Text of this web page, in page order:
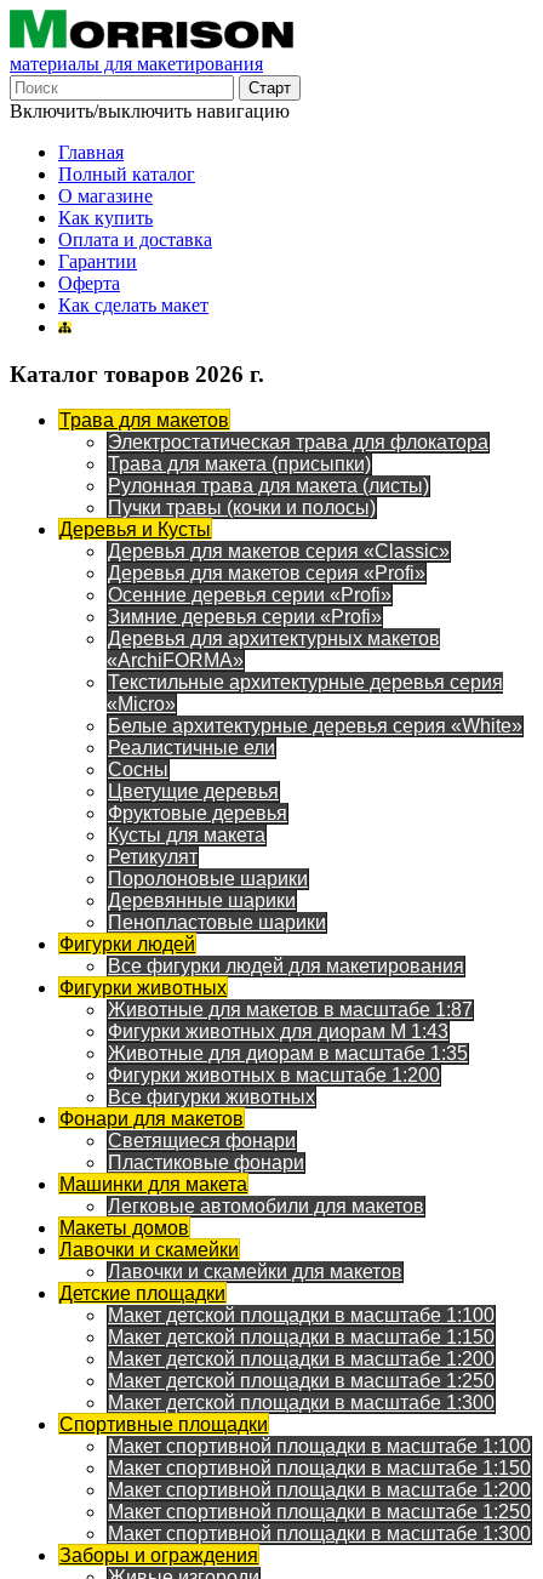
материалы для макетирования
Включить/выключить навигацию
Главная
Полный каталог
О магазине
Как купить
Оплата и доставка
Гарантии
Оферта
Как сделать макет
Каталог товаров 2026 г.
Трава для макетов
Электростатическая трава для флокатора
Трава для макета (присыпки)
Рулонная трава для макета (листы)
Пучки травы (кочки и полосы)
Деревья и Кусты
Деревья для макетов серия «Classic»
Деревья для макетов серия «Profi»
Осенние деревья серии «Profi»
Зимние деревья серии «Profi»
Деревья для архитектурных макетов
«ArchiFORMA»
Текстильные архитектурные деревья серия
«Micro»
Белые архитектурные деревья серия «White»
Реалистичные ели
Сосны
Цветущие деревья
Фруктовые деревья
Кусты для макета
Ретикулят
Поролоновые шарики
Деревянные шарики
Пенопластовые шарики
Фигурки людей
Все фигурки людей для макетирования
Фигурки животных
Животные для макетов в масштабе 1:87
Фигурки животных для диорам М 1:43
Животные для диорам в масштабе 1:35
Фигурки животных в масштабе 1:200
Все фигурки животных
Фонари для макетов
Светящиеся фонари
Пластиковые фонари
Машинки для макета
Легковые автомобили для макетов
Макеты домов
Лавочки и скамейки
Лавочки и скамейки для макетов
Детские площадки
Макет детской площадки в масштабе 1:100
Макет детской площадки в масштабе 1:150
Макет детской площадки в масштабе 1:200
Макет детской площадки в масштабе 1:250
Макет детской площадки в масштабе 1:300
Спортивные площадки
Макет спортивной площадки в масштабе 1:100
Макет спортивной площадки в масштабе 1:150
Макет спортивной площадки в масштабе 1:200
Макет спортивной площадки в масштабе 1:250
Макет спортивной площадки в масштабе 1:300
Заборы и ограждения